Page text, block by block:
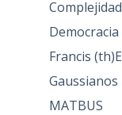
Complejidad
Francis
Gaussianos
MATBUS